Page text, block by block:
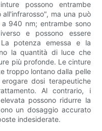
possono entrambe
ma una può
940 nm; entrambe sono
e possono essere
potenza emessa e la
la quantità di luce che
più profonde. Le cinture
troppo lontano dalla pelle
dosi terapeutiche
Al contrario, i
possono ridurre la
un dosaggio accurato
indesiderate.